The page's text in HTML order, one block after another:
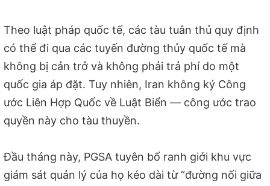
Theo luật pháp quốc tế, các tàu tuân thủ quy định
có thể đi qua các tuyến đường thủy quốc tế mà
không bị cản trở và không phải trả phí do một
quốc gia áp đặt. Tuy nhiên, Iran không ký Công
ước Liên Hợp Quốc về Luật Biển — công ước trao
quyền này cho tàu thuyền.
Đầu tháng này, PGSA tuyên bố ranh giới khu vực
giám sát quản lý của họ kéo dài từ “đường nối giữa